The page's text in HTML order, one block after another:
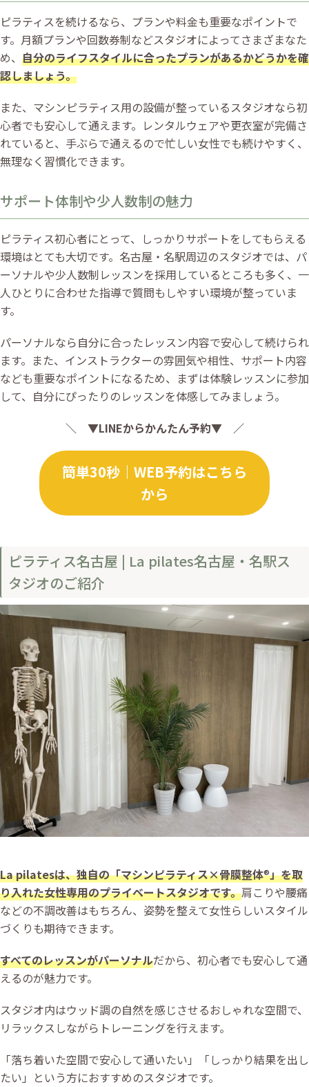
ピラティスを続けるなら、プランや料金も重要なポイントで
す。月額プランや回数券制などスタジオによってさまざまなた
め、 自分のライフスタイルに合ったプランがあるかどうかを確
認しましょう。
また、マシンピラティス用の設備が整っているスタジオなら初
心者でも安心して通えます。レンタルウェアや更衣室が完備さ
れていると、手ぶらで通えるので忙しい女性でも続けやすく、
無理なく習慣化できます。
サポート体制や少人数制の魅力
ピラティス初心者にとって、しっかりサポートをしてもらえる
環境はとても大切です。名古屋・名駅周辺のスタジオでは、パ
ーソナルや少人数制レッスンを採用しているところも多く、一
人ひとりに合わせた指導で質問もしやすい環境が整っていま
す。
パーソナルなら自分に合ったレッスン内容で安心して続けられ
ます。また、インストラクターの雰囲気や相性、サポート内容
なども重要なポイントになるため、まずは体験レッスンに参加
して、自分にぴったりのレッスンを体感してみましょう。
＼ ▼LINEからかんたん予約▼ ／
簡単30秒｜WEB予約はこちら
から
ピラティス名古屋 | La pilates名古屋・名駅ス
タジオのご紹介
La pilatesは、独自の「マシンピラティス×骨膜整体®」を取
り入れた女性専用のプライベートスタジオです。肩こりや腰痛
などの不調改善はもちろん、姿勢を整えて女性らしいスタイル
づくりも期待できます。
すべてのレッスンがパーソナルだから、初心者でも安心して通
えるのが魅力です。
スタジオ内はウッド調の自然を感じさせるおしゃれな空間で、
リラックスしながらトレーニングを行えます。
「落ち着いた空間で安心して通いたい」「しっかり結果を出し
たい」という方におすすめのスタジオです。